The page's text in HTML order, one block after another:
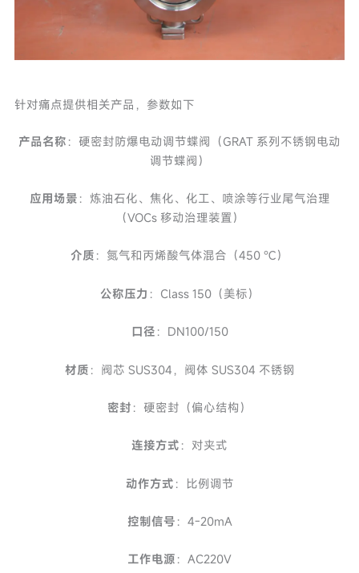
针对痛点提供相关产品，参数如下
产品名称 ：硬密封防爆电动调节蝶阀（GRAT 系列不锈钢电动
调节蝶阀）
应用场景 ：炼油石化、焦化、化工、喷涂等行业尾气治理
（VOCs 移动治理装置）
介质 ：氮气和丙烯酸气体混合（450 ℃）
公称压力 ：Class 150（美标）
口径 ：DN100/150
材质 ：阀芯 SUS304，阀体 SUS304 不锈钢
密封 ：硬密封（偏心结构）
连接方式 ：对夹式
动作方式 ：比例调节
控制信号 ：4-20mA
工作电源 ：AC220V